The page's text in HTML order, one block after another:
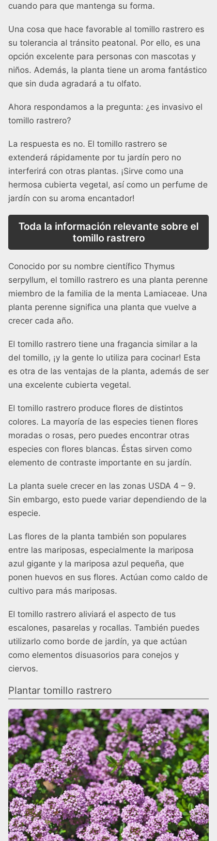
cuando para que mantenga su forma.
Una cosa que hace favorable al tomillo rastrero es
su tolerancia al tránsito peatonal. Por ello, es una
opción excelente para personas con mascotas y
niños. Además, la planta tiene un aroma fantástico
que sin duda agradará a tu olfato.
Ahora respondamos a la pregunta: ¿es invasivo el
tomillo rastrero?
La respuesta es no. El tomillo rastrero se
extenderá rápidamente por tu jardín pero no
interferirá con otras plantas. ¡Sirve como una
hermosa cubierta vegetal, así como un perfume de
jardín con su aroma encantador!
Toda la información relevante sobre el
tomillo rastrero
Conocido por su nombre científico Thymus
serpyllum, el tomillo rastrero es una planta perenne
miembro de la familia de la menta Lamiaceae. Una
planta perenne significa una planta que vuelve a
crecer cada año.
El tomillo rastrero tiene una fragancia similar a la
del tomillo, ¡y la gente lo utiliza para cocinar! Esta
es otra de las ventajas de la planta, además de ser
una excelente cubierta vegetal.
El tomillo rastrero produce flores de distintos
colores. La mayoría de las especies tienen flores
moradas o rosas, pero puedes encontrar otras
especies con flores blancas. Éstas sirven como
elemento de contraste importante en su jardín.
La planta suele crecer en las zonas USDA 4 – 9.
Sin embargo, esto puede variar dependiendo de la
especie.
Las flores de la planta también son populares
entre las mariposas, especialmente la mariposa
azul gigante y la mariposa azul pequeña, que
ponen huevos en sus flores. Actúan como caldo de
cultivo para más mariposas.
El tomillo rastrero aliviará el aspecto de tus
escalones, pasarelas y rocallas. También puedes
utilizarlo como borde de jardín, ya que actúan
como elementos disuasorios para conejos y
ciervos.
Plantar tomillo rastrero